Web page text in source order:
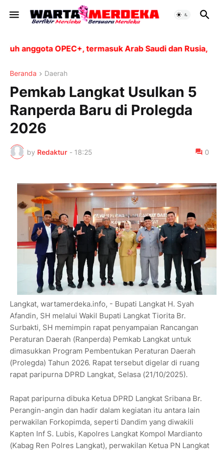
anggota OPEC+, termasuk Arab Saudi dan Rusia,
Beranda Daerah
Pemkab Langkat Usulkan 5
Ranperda Baru di Prolegda
2026
by Redaktur - 18:25 0
Langkat, wartamerdeka.info, - Bupati Langkat H. Syah
Afandin, SH melalui Wakil Bupati Langkat Tiorita Br.
Surbakti, SH memimpin rapat penyampaian Rancangan
Peraturan Daerah (Ranperda) Pemkab Langkat untuk
dimasukkan Program Pembentukan Peraturan Daerah
(Prolegda) Tahun 2026. Rapat tersebut digelar di ruang
rapat paripurna DPRD Langkat, Selasa (21/10/2025).
Rapat paripurna dibuka Ketua DPRD Langkat Sribana Br.
Perangin-angin dan hadir dalam kegiatan itu antara lain
perwakilan Forkopimda, seperti Dandim yang diwakili
Kapten Inf S. Lubis, Kapolres Langkat Kompol Mardianto
(Kabag Ren Polres Langkat), perwakilan Ketua PN Langkat